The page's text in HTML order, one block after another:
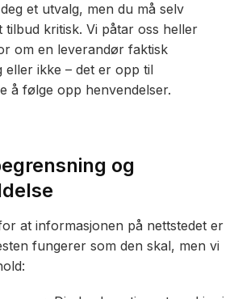
et utvalg, men du må selv
kritisk. Vi påtar oss heller
om en leverandør faktisk
eller ikke – det er opp til
å følge opp henvendelser.
og
at informasjonen på nettstedet er
fungerer som den skal, men vi